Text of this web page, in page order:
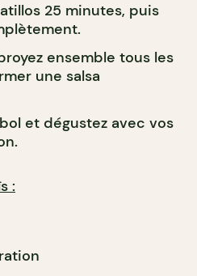
25 minutes, puis
ensemble tous les
une salsa
et dégustez avec vos
: